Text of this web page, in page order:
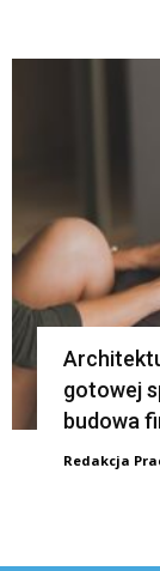
gotowej
budowa
Redakcja